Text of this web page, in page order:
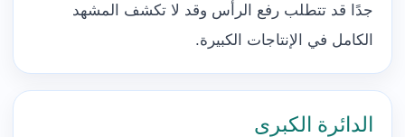
جدًا قد تتطلب رفع الرأس وقد لا تكشف المشهد
الكامل في الإنتاجات الكبيرة.
الدائرة الكبرى